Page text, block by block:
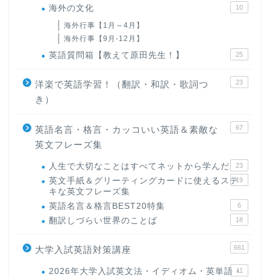
海外の文化 10
海外行事【1月～4月】
海外行事【9月-12月】
英語質問箱【教えて原田先生！】 25
洋楽で英語学習！（翻訳・和訳・歌詞つ
き）
23
英語名言・格言・カッコいい英語＆素敵な
英文フレーズ集
67
人生で大切なことはすべてネットから学んだ 23
英文手紙＆グリーティングカードに使えるステ
キな英文フレーズ集
19
英語名言＆格言BEST20特集 6
翻訳しづらい世界のことば 18
大学入試英語対策講座 661
2026年大学入試英文法・イディオム・英単語・
11